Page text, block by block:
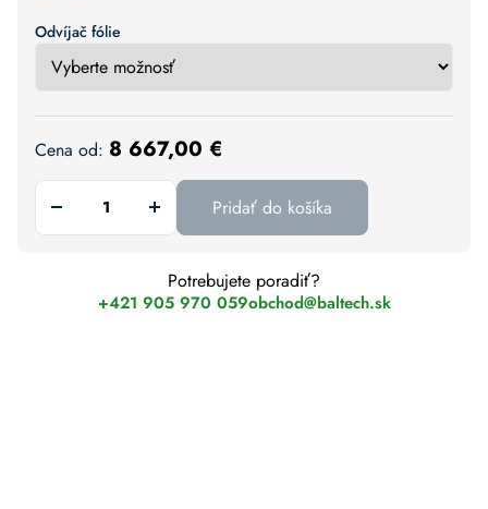
Odvíjač fólie
Cena od: 8 667,00 €
Pridať do košíka
Potrebujete poradiť?
+421 905 970 059obchod@baltech.sk